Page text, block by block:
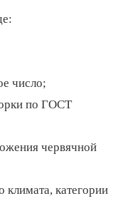
число;
по ГОСТ
червячной
категории